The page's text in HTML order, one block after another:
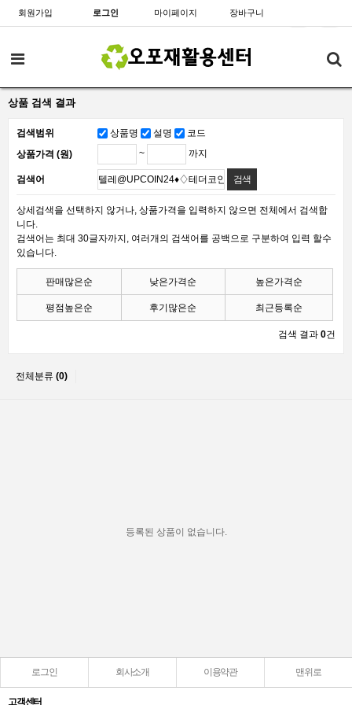
회원가입 로그인 마이페이지 장바구니
상품 검색 결과
검색범위 상품명 설명
코드
상품가격 (원)
~ 까지
검색어
상세검색을 선택하지 않거나, 상품가격을 입력하지 않으면 전체에서 검색합
니다.
검색어는 최대 30글자까지, 여러개의 검색어를 공백으로 구분하여 입력 할수
있습니다.
판매많은순 낮은가격순 높은가격순
평점높은순 후기많은순 최근등록순
검색 결과 0건
전체분류 (0)
등록된 상품이 없습니다.
로그인 회사소개 이용약관 맨위로
고객센터